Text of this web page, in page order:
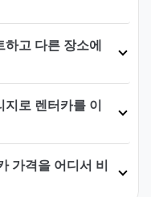
고 다른 장소에
로 렌터카를 이
가격을 어디서 비